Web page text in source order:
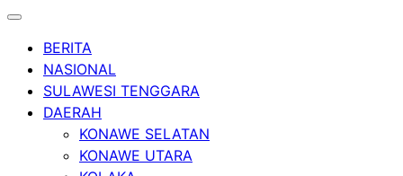
BERITA
NASIONAL
SULAWESI TENGGARA
DAERAH
KONAWE SELATAN
KONAWE UTARA